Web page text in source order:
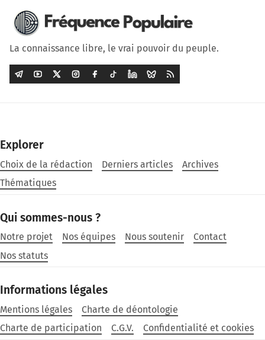
La connaissance libre, le vrai pouvoir du peuple.
Explorer
Choix de la rédaction Derniers articles
Archives
Thématiques
Qui sommes-nous ?
Notre projet Nos équipes Nous soutenir
Contact
Nos statuts
Informations légales
Mentions légales
Charte de déontologie
Charte de participation
C.G.V. Confidentialité et cookies